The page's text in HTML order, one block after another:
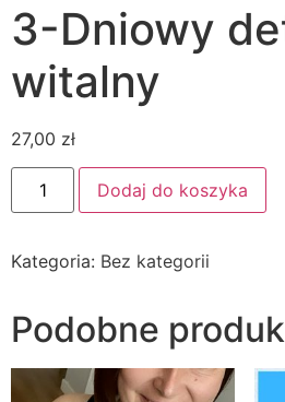
3-Dniowy
witalny
27,00 zł
ilość
Dniowy
Dodaj do koszyka
Kategoria: Bez kategorii
Podobne